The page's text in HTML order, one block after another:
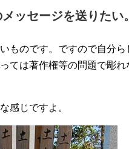
ッセージを送りたい。
ものです。ですので自分
ては著作権等の問題で彫
感じですよ。